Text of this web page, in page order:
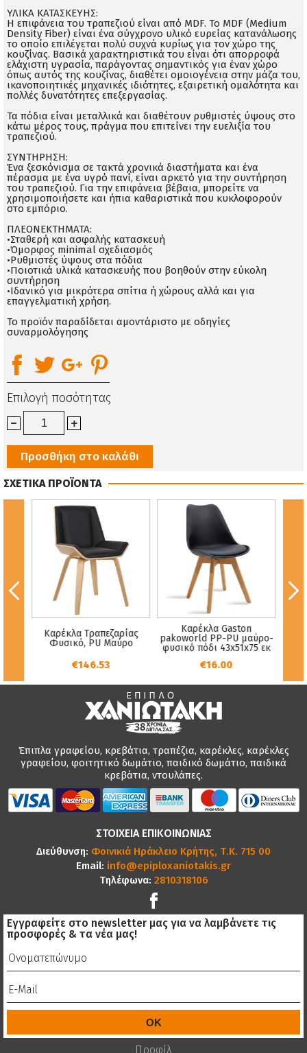
ΥΛΙΚΑ ΚΑΤΑΣΚΕΥΗΣ:
Η επιφάνεια του τραπεζιού είναι από MDF. Το MDF (Medium
Density Fiber) είναι ένα σύγχρονο υλικό ευρείας κατανάλωσης
το οποίο επιλέγεται πολύ συχνά κυρίως για τον χώρο της
κουζίνας. Βασικά χαρακτηριστικά του είναι ότι απορροφά
ελάχιστη υγρασία, παράγοντας σημαντικός για έναν χώρο
όπως αυτός της κουζίνας, διαθέτει ομοιογένεια στην μάζα του,
ικανοποιητικές μηχανικές ιδιότητες, εξαιρετική ομαλότητα και
πολλές δυνατότητες επεξεργασίας.
Τα πόδια είναι μεταλλικά και διαθέτουν ρυθμιστές ύψους στο
κάτω μέρος τους, πράγμα που επιτείνει την ευελιξία του
τραπεζιού.
ΣΥΝΤΗΡΗΣΗ:
Ένα ξεσκόνισμα σε τακτά χρονικά διαστήματα και ένα
πέρασμα με ένα υγρό πανί, είναι αρκετό για την συντήρηση
του τραπεζιού. Για την επιφάνεια βέβαια, μπορείτε να
χρησιμοποιήσετε και ήπια καθαριστικά που κυκλοφορούν
στο εμπόριο.
ΠΛΕΟΝΕΚΤΗΜΑΤΑ:
•Σταθερή και ασφαλής κατασκευή
•Όμορφος minimal σχεδιασμός
•Ρυθμιστές ύψους στα πόδια
•Ποιοτικά υλικά κατασκευής που βοηθούν στην εύκολη
συντήρηση
•Ιδανικό για μικρότερα σπίτια ή χώρους αλλά και για
επαγγελματική χρήση.
Το προϊόν παραδίδεται αμοντάριστο με οδηγίες
συναρμολόγησης
Επιλογή ποσότητας
Προσθήκη στο καλάθι
ΣΧΕΤΙΚΑ ΠΡΟΪΟΝΤΑ
Καρέκλα Tραπεζαρίας
Φυσικό, PU Μαύρο
€146.53
Καρέκλα Gaston
pakoworld PP-PU μαύρο-
φυσικό πόδι 43x51x75 εκ
€16.00
Έπιπλα γραφείου, κρεβάτια, τραπέζια, καρέκλες, καρέκλες
γραφείου, φοιτητικό δωμάτιο, παιδικό δωμάτιο, παιδικά
κρεβάτια, ντουλάπες.
ΣΤΟΙΧΕΙΑ ΕΠΙΚΟΙΝΩΝΙΑΣ
Διεύθυνση: Φοινικιά Ηράκλειο Κρήτης, Τ.Κ. 715 00
Email: info@epiploxaniotakis.gr
Τηλέφωνα: 2810318106
Εγγραφείτε στο newsletter μας για να λαμβάνετε τις
προσφορές & τα νέα μας!
Προφίλ